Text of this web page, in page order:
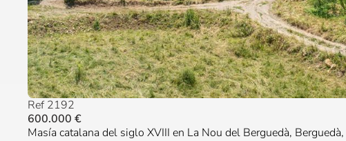
Ref 2192
600.000 €
Masía catalana del siglo XVIII en La Nou del Berguedà,